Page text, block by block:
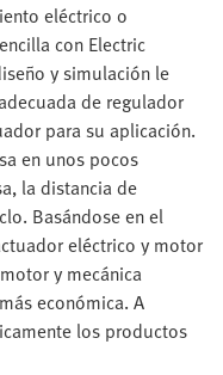
eléctrico o
con Electric
y simulación le
de regulador
para su aplicación.
en unos pocos
la distancia de
Basándose en el
eléctrico y motor
y mecánica
económica. A
los productos